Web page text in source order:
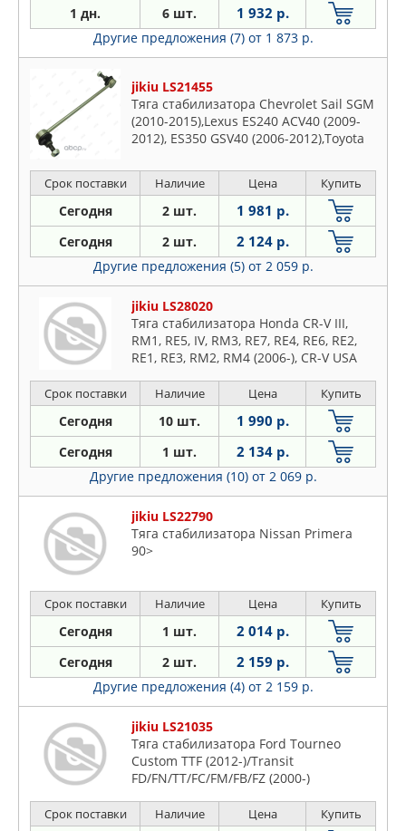
1 дн. 6 шт. 1 932 р.
Другие предложения (7) от 1 873 р.
jikiu LS21455
Тяга стабилизатора Chevrolet Sail SGM
(2010-2015),Lexus ES240 ACV40 (2009-
2012), ES350 GSV40 (2006-2012),Toyota
AHV4,ACV5,ASV5,AVV5,GSV5,ACV4,GSV4,ASV4
(2006-),Camry,Aurion GSV4,ASV5,AVV5
(2006-)
Срок поставки Наличие Цена Купить
Сегодня 2 шт. 1 981 р.
Сегодня 2 шт. 2 124 р.
Другие предложения (5) от 2 059 р.
jikiu LS28020
Тяга стабилизатора Honda CR-V III,
RM1, RE5, IV, RM3, RE7, RE4, RE6, RE2,
RE1, RE3, RM2, RM4 (2006-), CR-V USA
Срок поставки Наличие Цена Купить
Сегодня 10 шт. 1 990 р.
Сегодня 1 шт. 2 134 р.
Другие предложения (10) от 2 069 р.
jikiu LS22790
Тяга стабилизатора Nissan Primera
90>
Срок поставки Наличие Цена Купить
Сегодня 1 шт. 2 014 р.
Сегодня 2 шт. 2 159 р.
Другие предложения (4) от 2 159 р.
jikiu LS21035
Тяга стабилизатора Ford Tourneo
Custom TTF (2012-)/Transit
FD/FN/TT/FC/FM/FB/FZ (2000-)
Срок поставки Наличие Цена Купить